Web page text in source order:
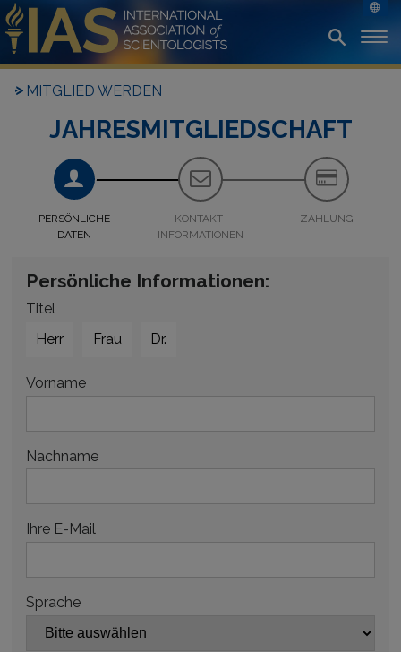
MITGLIED WERDEN
JAHRESMITGLIEDSCHAFT
PERSÖNLICHE
DATEN
KONTAKT­
INFORMATIONEN
ZAHLUNG
Persönliche Informationen:
Titel
Herr
Frau Dr.
Vorname
Nachname
Ihre E-Mail
Sprache